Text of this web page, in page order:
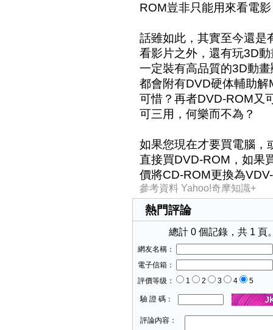
ROM豈非只能用來看電
話雖如此，其實至今還是
看影片之外，還有玩3D
一定裝有高品質的3D動
都會附有DVD硬体輔助
可惜？再者DVD-ROM又
可三用，何樂而不為？
如果您現在才要買電腦，
直接買DVD-ROM，如果
價將CD-ROM更換為
參考資料 Yahoo!奇摩知識+
熱門評論
總計 0 個記錄，共 1 頁
網友名稱：
電子信箱：
評價等级：
1 2 3 4 5
驗 證 碼：
評論内容：